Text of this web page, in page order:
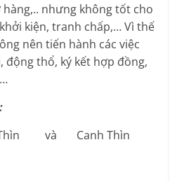
nhưng không tốt cho
kiện, tranh chấp,… Vì thế
nên tiến hành các việc
thổ, ký kết hợp đồng,
và Canh Thìn